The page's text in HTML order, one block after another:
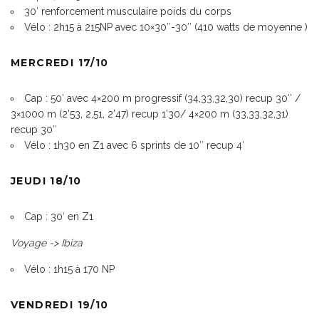
30′ renforcement musculaire poids du corps
Vélo : 2h15 à 215NP avec 10×30″-30″ (410 watts de moyenne )
MERCREDI 17/10
Cap : 50′ avec 4×200 m progressif (34,33,32,30) recup 30″ /
3×1000 m (2’53, 2,51, 2’47) recup 1’30/ 4×200 m (33,33,32,31)
recup 30″
Vélo : 1h30 en Z1 avec 6 sprints de 10″ recup 4′
JEUDI 18/10
Cap : 30′ en Z1
Voyage -> Ibiza
Vélo : 1h15 à 170 NP
VENDREDI 19/10